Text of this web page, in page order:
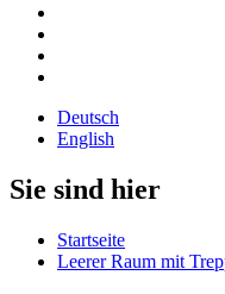
Deutsch
English
Sie sind hier
Startseite
Leerer Raum mit